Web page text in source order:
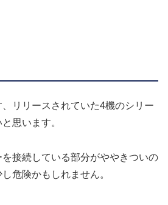
リリースされていた4機のシリー
思います。
接続している部分がややきついの
危険かもしれません。